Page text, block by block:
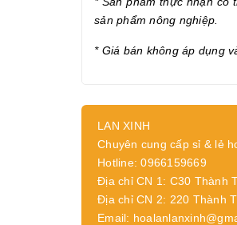
sản phẩm nông nghiệp.
* Giá bán không áp dụng
LAN XINH
Chuyên cung cấp sỉ & lẻ
Hotline: 0966159669
Địa chỉ CN 1: C30 Thành
Địa chỉ CN 2: 220 Thành
Email: